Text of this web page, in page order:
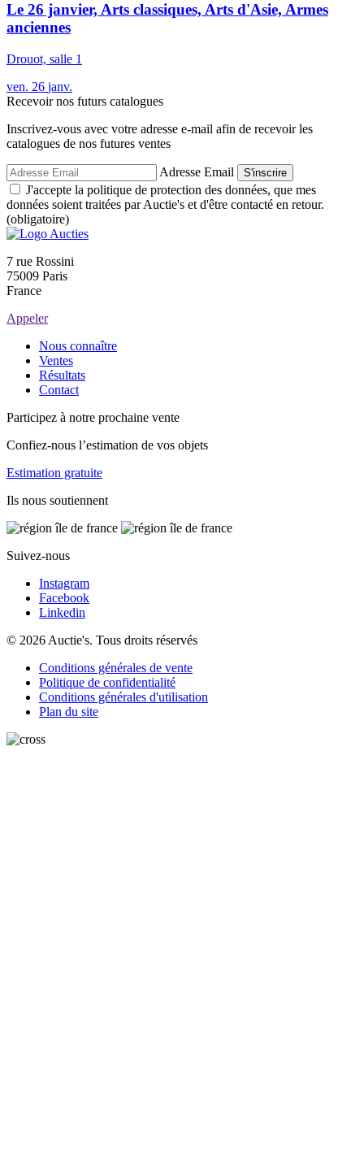
Le 26 janvier, Arts classiques, Arts d'Asie, Armes
anciennes
Drouot, salle 1
ven. 26 janv.
Recevoir nos futurs catalogues
Inscrivez-vous avec votre adresse e-mail afin de recevoir les
catalogues de nos futures ventes
Adresse Email S'inscrire
J'accepte la politique de protection des données, que mes
données soient traitées par Auctie's et d'être contacté en retour.
(obligatoire)
7 rue Rossini
75009 Paris
France
Appeler
Nous connaître
Ventes
Résultats
Contact
Participez à notre prochaine vente
Confiez-nous l’estimation de vos objets
Estimation gratuite
Ils nous soutiennent
Suivez-nous
Instagram
Facebook
Linkedin
© 2026 Auctie's. Tous droits réservés
Conditions générales de vente
Politique de confidentialité
Conditions générales d'utilisation
Plan du site